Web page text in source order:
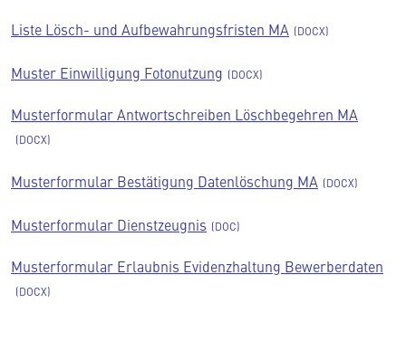
Liste Lösch- und Aufbewahrungsfristen MA
Muster Einwilligung Fotonutzung
Musterformular Antwortschreiben Löschbegehren MA
Musterformular Bestätigung Datenlöschung MA
Musterformular Dienstzeugnis
Musterformular Erlaubnis Evidenzhaltung Bewerberdaten